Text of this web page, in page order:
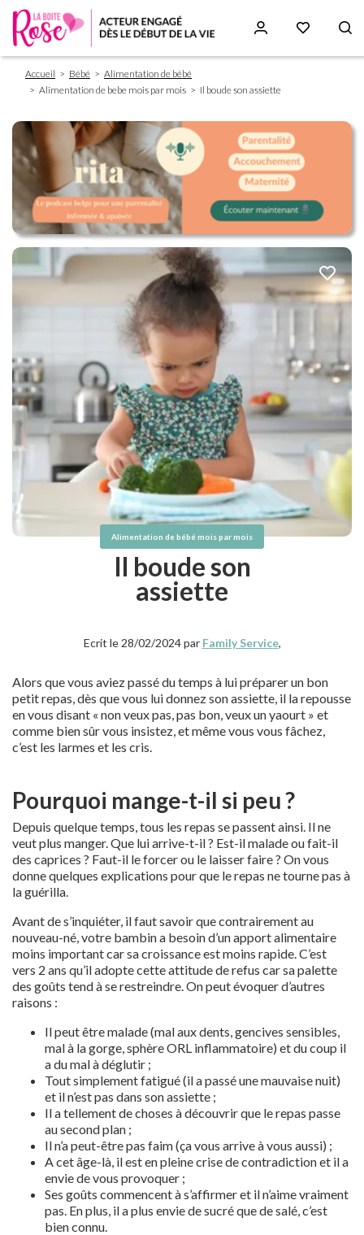
Fil
d'Ariane
Accueil Bébé
Alimentation de bébé
Alimentation de bebe mois par mois
Il boude son assiette
Alimentation de bébé mois par mois
Il boude son
assiette
Ecrit le 28/02/2024 par Family Service,
Alors que vous aviez passé du temps à lui préparer un bon
petit repas, dès que vous lui donnez son assiette, il la repousse
en vous disant « non veux pas, pas bon, veux un yaourt » et
comme bien sûr vous insistez, et même vous vous fâchez,
c’est les larmes et les cris.
Pourquoi mange-t-il si peu ?
Depuis quelque temps, tous les repas se passent ainsi. Il ne
veut plus manger. Que lui arrive-t-il ? Est-il malade ou fait-il
des caprices ? Faut-il le forcer ou le laisser faire ? On vous
donne quelques explications pour que le repas ne tourne pas à
la guérilla.
Avant de s’inquiéter, il faut savoir que contrairement au
nouveau-né, votre bambin a besoin d’un apport alimentaire
moins important car sa croissance est moins rapide. C’est
vers 2 ans qu’il adopte cette attitude de refus car sa palette
des goûts tend à se restreindre. On peut évoquer d’autres
raisons :
Il peut être malade (mal aux dents, gencives sensibles,
mal à la gorge, sphère ORL inflammatoire) et du coup il
a du mal à déglutir ;
Tout simplement fatigué (il a passé une mauvaise nuit)
et il n’est pas dans son assiette ;
Il a tellement de choses à découvrir que le repas passe
au second plan ;
Il n’a peut-être pas faim (ça vous arrive à vous aussi) ;
A cet âge-là, il est en pleine crise de contradiction et il a
envie de vous provoquer ;
Ses goûts commencent à s’affirmer et il n’aime vraiment
pas. En plus, il a plus envie de sucré que de salé, c’est
bien connu.